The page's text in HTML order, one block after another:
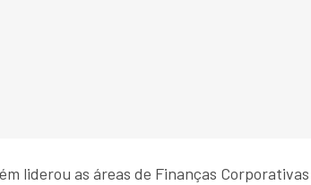
liderou as áreas de Finanças Corporativas